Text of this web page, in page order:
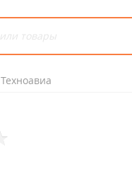
Техноавиа